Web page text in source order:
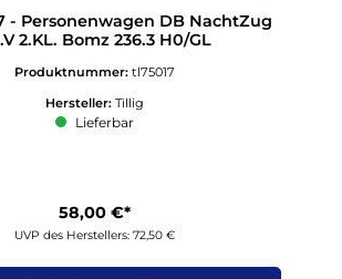
- Personenwagen DB NachtZug
2.KL. Bomz 236.3 H0/GL
Produktnummer: tl75017
Hersteller: Tillig
Lieferbar
58,00 €*
UVP des Herstellers: 72,50 €